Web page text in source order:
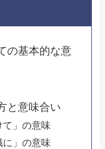
の基本的な意
と意味合い
て」の意味
に」の意味